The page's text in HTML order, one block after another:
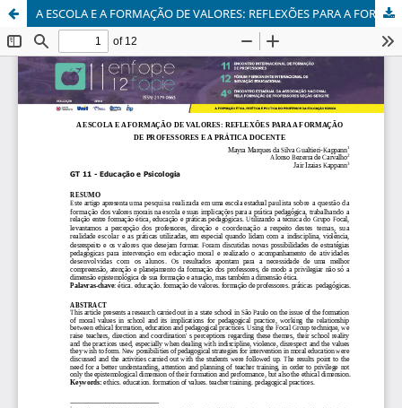
A ESCOLA E A FORMAÇÃO DE VALORES: REFLEXÕES PARA A FORMAÇÃO DE PROFESSORES E A PRÁTICA DOCENTE